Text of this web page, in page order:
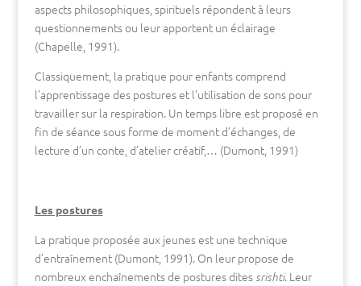
aspects philosophiques, spirituels répondent à leurs
questionnements ou leur apportent un éclairage
(Chapelle, 1991).
Classiquement, la pratique pour enfants comprend
l’apprentissage des postures et l’utilisation de sons pour
travailler sur la respiration. Un temps libre est proposé en
fin de séance sous forme de moment d’échanges, de
lecture d’un conte, d’atelier créatif,… (Dumont, 1991)
Les postures
La pratique proposée aux jeunes est une technique
d’entraînement (Dumont, 1991). On leur propose de
nombreux enchaînements de postures dites srishti. Leur